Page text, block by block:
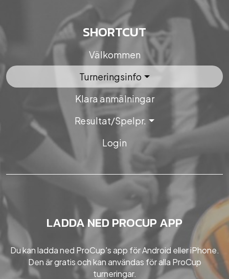
SHORTCUT
Välkommen
Turneringsinfo
Klara anmälningar
Resultat/Spelpr.
Login
LADDA NED PROCUP APP
Du kan ladda ned ProCup's app för Android eller iPhone.
Den är gratis och kan användas för alla ProCup
turneringar.